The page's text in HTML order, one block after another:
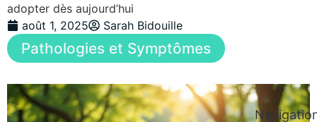
adopter dès aujourd’hui
août 1, 2025
Sarah Bidouille
Pathologies et Symptômes